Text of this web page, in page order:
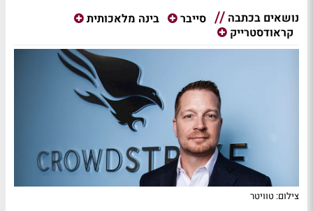
נושאים בכתבה סייבר
בינה מלאכותית
קראודסטרייק
צילום: טוויטר